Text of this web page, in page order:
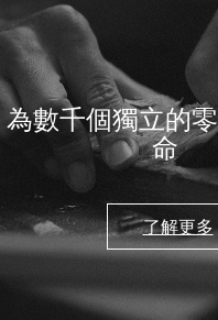
為數千個獨立的
命
了解更多